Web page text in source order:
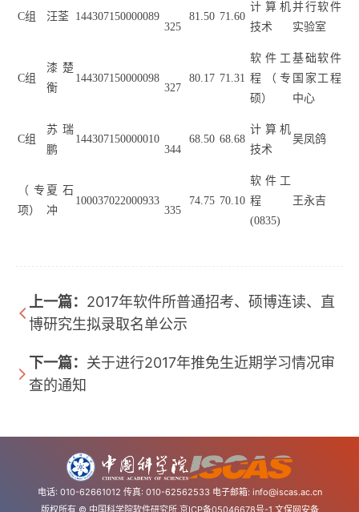
C组 汪荃
144307150000089
325
81.50 71.60
计算机
技术
并行软件
实验室
C组
漆楚
衡
144307150000098
327
80.17 71.31
软件工
程（专
硕）
基础软件
国家工程
中心
C组
苏瑞
鹏
144307150000010
344
68.50 68.68
计算机
技术
吴凤鸽
（专
项）
夏石
冲
100037022000933
335
74.75 70.10
软件工
程
(0835)
王永吉
上一篇： 2017年软件所普通招考、硕博连读、直
博研究生拟录取名单公示
下一篇： 关于进行2017年推免生近期学习情况审
查的通知
电话: 010-62661012 传真: 010-62562533 电子邮箱: info@iscas.ac.cn